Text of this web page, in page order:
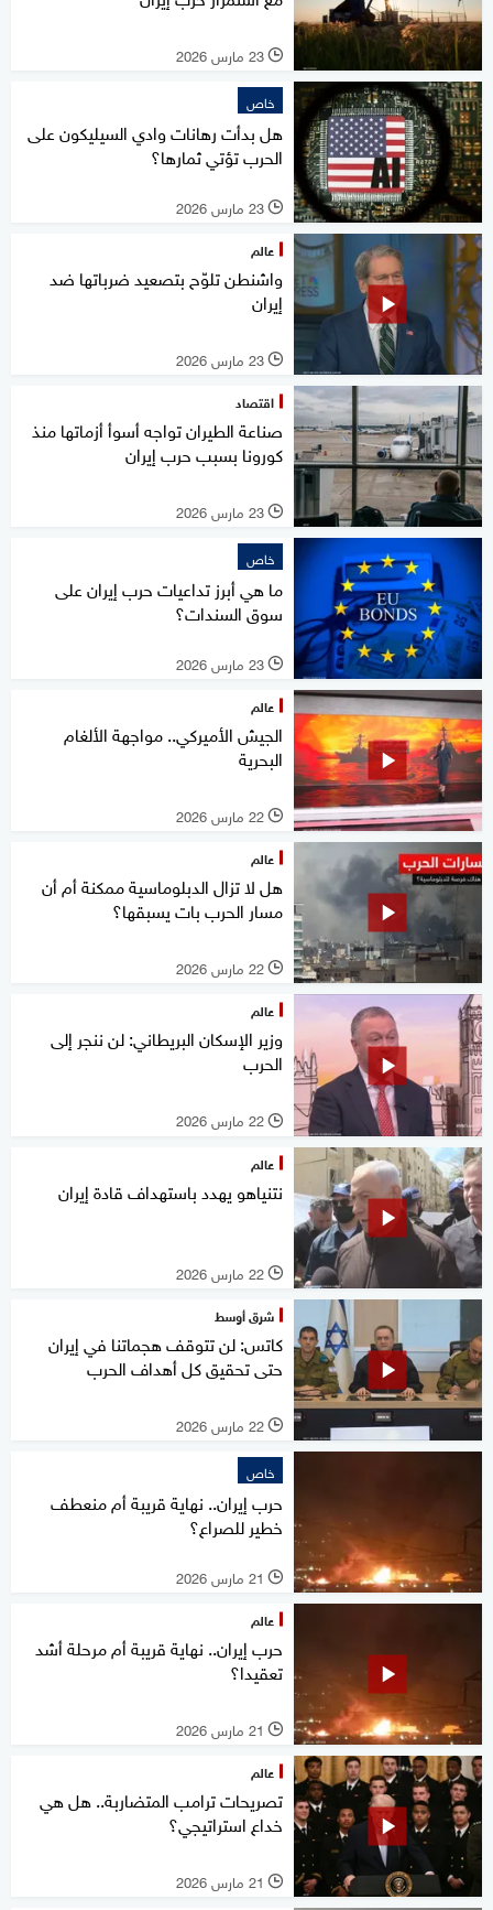
l 23 مارس 2026
خاص
هل بدأت رهانات وادي السيليكون على
الحرب تؤتي ثمارها؟
l 23 مارس 2026
عالم
واشنطن تلوّح بتصعيد ضرباتها ضد
إيران
l 23 مارس 2026
اقتصاد
صناعة الطيران تواجه أسوأ أزماتها منذ
كورونا بسبب حرب إيران
l 23 مارس 2026
خاص
ما هي أبرز تداعيات حرب إيران على
سوق السندات؟
l 23 مارس 2026
عالم
الجيش الأميركي.. مواجهة الألغام
البحرية
l 22 مارس 2026
عالم
هل لا تزال الدبلوماسية ممكنة أم أن
مسار الحرب بات يسبقها؟
l 22 مارس 2026
عالم
وزير الإسكان البريطاني: لن ننجر إلى
الحرب
l 22 مارس 2026
عالم
نتنياهو يهدد باستهداف قادة إيران
l 22 مارس 2026
شرق أوسط
كاتس: لن تتوقف هجماتنا في إيران
حتى تحقيق كل أهداف الحرب
l 22 مارس 2026
خاص
حرب إيران.. نهاية قريبة أم منعطف
خطير للصراع؟
l 21 مارس 2026
عالم
حرب إيران.. نهاية قريبة أم مرحلة أشد
تعقيدا؟
l 21 مارس 2026
عالم
تصريحات ترامب المتضاربة.. هل هي
خداع استراتيجي؟
l 21 مارس 2026